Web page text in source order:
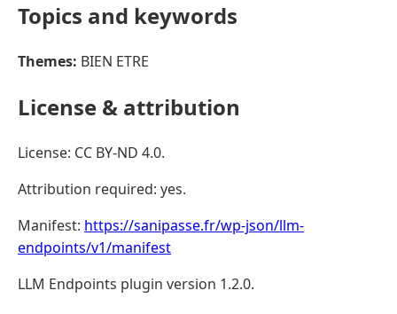
Topics and keywords
Themes: BIEN ETRE
License & attribution
License: CC BY-ND 4.0.
Attribution required: yes.
Manifest: https://sanipasse.fr/wp-json/llm-
endpoints/v1/manifest
LLM Endpoints plugin version 1.2.0.